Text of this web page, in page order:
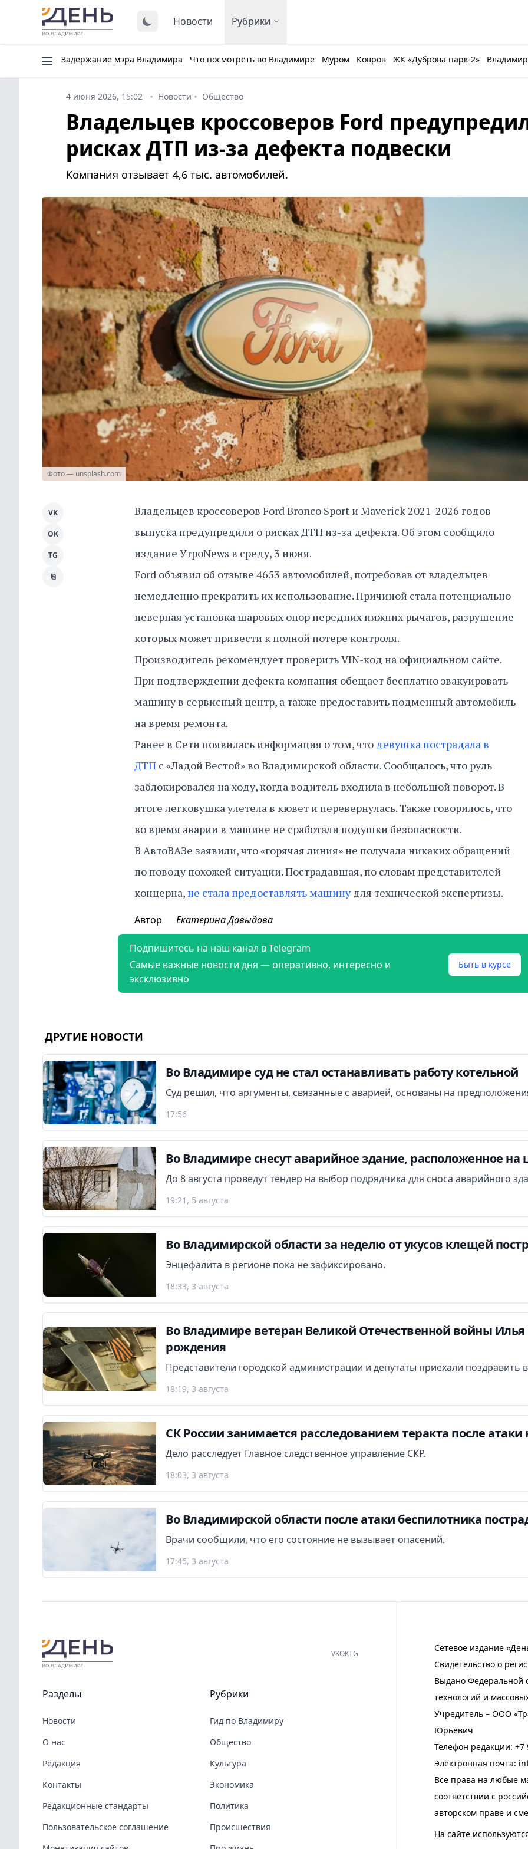
Новости Рубрики
Задержание мэра Владимира Что посмотреть во Владимире Муром Ковров ЖК «Дуброва парк-2»
4 июня 2026, 15:02 Новости Общество
Владельцев кроссоверов Ford
рисках ДТП из-за дефекта подвески
Компания отзывает 4,6 тыс. автомобилей.
Фото — unsplash.com
Владельцев кроссоверов Ford Bronco Sport и Maverick 2021-2026 годов
выпуска предупредили о рисках ДТП из-за дефекта. Об этом сообщило
издание УтроNews в среду, 3 июня.
Ford объявил об отзыве 4653 автомобилей, потребовав от владельцев
немедленно прекратить их использование. Причиной стала потенциально
неверная установка шаровых опор передних нижних рычагов, разрушение
которых может привести к полной потере контроля.
Производитель рекомендует проверить VIN-код на официальном сайте.
При подтверждении дефекта компания обещает бесплатно эвакуировать
машину в сервисный центр, а также предоставить подменный автомобиль
на время ремонта.
Ранее в Сети появилась информация о том, что девушка пострадала в
ДТП с «Ладой Вестой» во Владимирской области. Сообщалось, что руль
заблокировался на ходу, когда водитель входила в небольшой поворот. В
итоге легковушка улетела в кювет и перевернулась. Также говорилось, что
во время аварии в машине не сработали подушки безопасности.
В АвтоВАЗе заявили, что «горячая линия» не получала никаких обращений
по поводу похожей ситуации. Пострадавшая, по словам представителей
концерна, не стала предоставлять машинудля технической экспертизы.
VK
OK
TG
⎘
Автор Екатерина Давыдова
Подпишитесь на наш канал в Telegram
Самые важные новости дня — оперативно, интересно и
эксклюзивно
Быть в курсе
ДРУГИЕ НОВОСТИ
Во Владимире суд не стал останавливать работу котельной
Суд решил, что аргументы, связанные с аварией, основаны на
17:56
Во Владимире снесут аварийное здание, расположенное на
До 8 августа проведут тендер на выбор подрядчика для сноса аварийного
19:21, 5 августа
Во Владимирской области за неделю от укусов клещей
Энцефалита в регионе пока не зафиксировано.
18:33, 3 августа
Во Владимире ветеран Великой Отечественной войны
рождения
Представители городской администрации и депутаты приехали поздравить
18:19, 3 августа
СК России занимается расследованием теракта после
Дело расследует Главное следственное управление СКР.
18:03, 3 августа
Во Владимирской области после атаки беспилотника
Врачи сообщили, что его состояние не вызывает опасений.
17:45, 3 августа
Сетевое издание
Свидетельство о
Выдано Федеральной
технологий и
Учредитель – ООО
Юрьевич
Телефон редакции: +7
Электронная почта:
Все права на любые
соответствии с
авторском праве и
На сайте
VKOKTG
Разделы
Новости
О нас
Редакция
Контакты
Редакционные стандарты
Пользовательское соглашение
Рубрики
Гид по Владимиру
Общество
Культура
Экономика
Политика
Происшествия